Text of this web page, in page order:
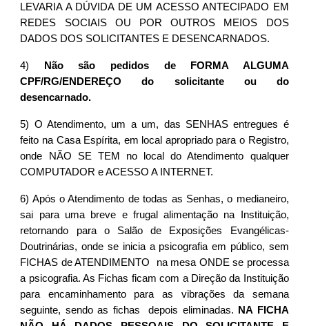
LEVARIA A DÚVIDA DE UM ACESSO ANTECIPADO EM
REDES SOCIAIS OU POR OUTROS MEIOS DOS
DADOS DOS SOLICITANTES E DESENCARNADOS.
4)
Não são pedidos de FORMA ALGUMA
CPF/RG/ENDEREÇO do solicitante ou do
desencarnado.
5) O Atendimento, um a um, das SENHAS entregues é
feito na Casa Espírita, em local apropriado para o Registro,
onde NÃO SE TEM no local do Atendimento qualquer
COMPUTADOR e ACESSO A INTERNET.
6) Após o Atendimento de todas as Senhas, o medianeiro,
sai para uma breve e frugal alimentação na Instituição,
retornando para o Salão de Exposições Evangélicas-
Doutrinárias, onde se inicia a psicografia em público, sem
FICHAS de ATENDIMENTO na mesa ONDE se processa
a psicografia. As Fichas ficam com a Direção da Instituição
para encaminhamento para as vibrações da semana
seguinte, sendo as fichas depois eliminadas. NA FICHA